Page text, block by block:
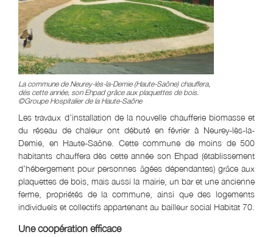
La commune de Neurey-lès-la-Demie (Haute-Saône) chauffera,
dès cette année, son Ehpad grâce aux plaquettes de bois.
©Groupe Hospitalier de la Haute-Saône
Les travaux d’installation de la nouvelle chaufferie biomasse et
du réseau de chaleur ont débuté en février à Neurey-lès-la-
Demie, en Haute-Saône. Cette commune de moins de 500
habitants chauffera dès cette année son Ehpad (établissement
d’hébergement pour personnes âgées dépendantes) grâce aux
plaquettes de bois, mais aussi la mairie, un bar et une ancienne
ferme, propriétés de la commune, ainsi que des logements
individuels et collectifs appartenant au bailleur social Habitat 70.
Une coopération efficace